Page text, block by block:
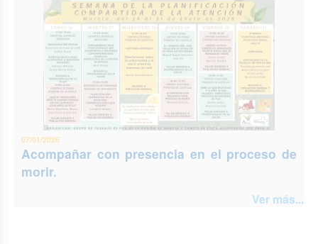
07/01/2026
Acompañar con presencia en el proceso de
morir.
Ver más...